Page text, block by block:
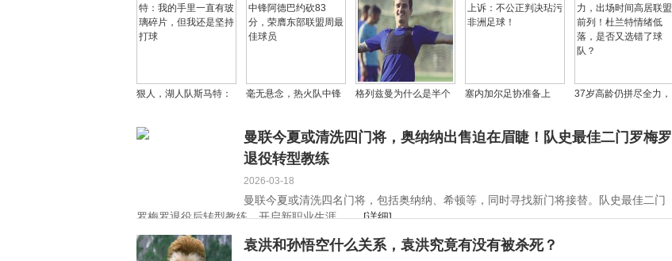
话题
周最佳，湖人迎战火箭
练缺席，罗威出战待定
力争取复出
握更胜一筹
狠人，湖人队斯马特：
片，但我还是坚持打球
毫无悬念，热火队中锋
东部联盟周最佳球员
格列兹曼为什么是半个
人、学霸的外号怎么来
塞内加尔足协准备上
洲足球！
37岁高龄仍拼尽全力，
列！杜兰特情绪低落，
曼联今夏或清洗四门将，奥纳纳出售迫在眉睫！队史最佳二门罗梅罗
退役转型教练
2026-03-18
曼联今夏或清洗四名门将，包括奥纳纳、希顿等，同时寻找新门将接替。队史最佳二门
罗梅罗退役后转型教练，开启新职业生涯。 ...[详细]
袁洪和孙悟空什么关系，袁洪究竟有没有被杀死？